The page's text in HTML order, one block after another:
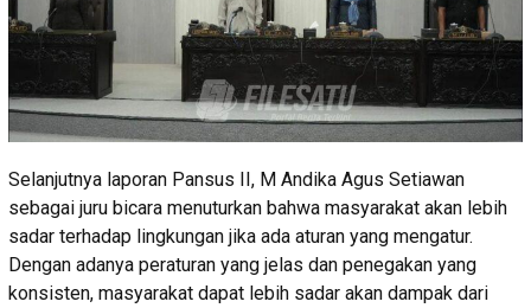
Selanjutnya laporan Pansus II, M Andika Agus Setiawan
sebagai juru bicara menuturkan bahwa masyarakat akan lebih
sadar terhadap lingkungan jika ada aturan yang mengatur.
Dengan adanya peraturan yang jelas dan penegakan yang
konsisten, masyarakat dapat lebih sadar akan dampak dari